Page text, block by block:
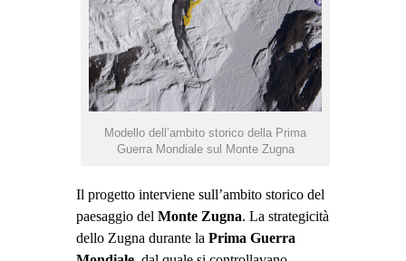
Modello dell’ambito storico della Prima
Guerra Mondiale sul Monte Zugna
Il progetto interviene sull’ambito storico del
paesaggio del Monte Zugna. La strategicità
dello Zugna durante la Prima Guerra